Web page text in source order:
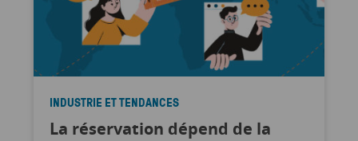
INDUSTRIE ET TENDANCES
La réservation dépend de la